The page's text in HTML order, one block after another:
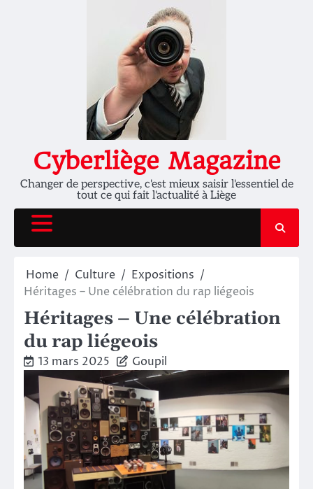
Cyberliège Magazine
Changer de perspective, c'est mieux saisir l'essentiel de
tout ce qui fait l'actualité à Liège
Home Culture
Expositions
Héritages – Une célébration du rap liégeois
Héritages – Une célébration
du rap liégeois
13 mars 2025 Goupil